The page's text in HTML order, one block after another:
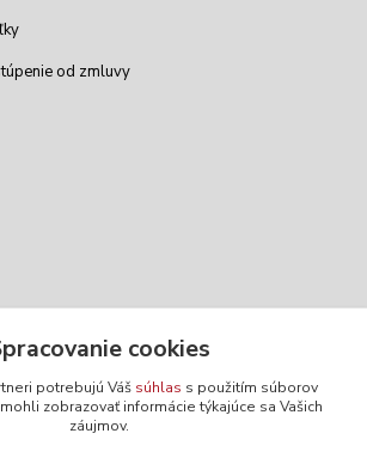
od zmluvy
cookies
potrebujú Váš súhlas s použitím súborov
zobrazovať informácie týkajúce sa Vašich
záujmov.